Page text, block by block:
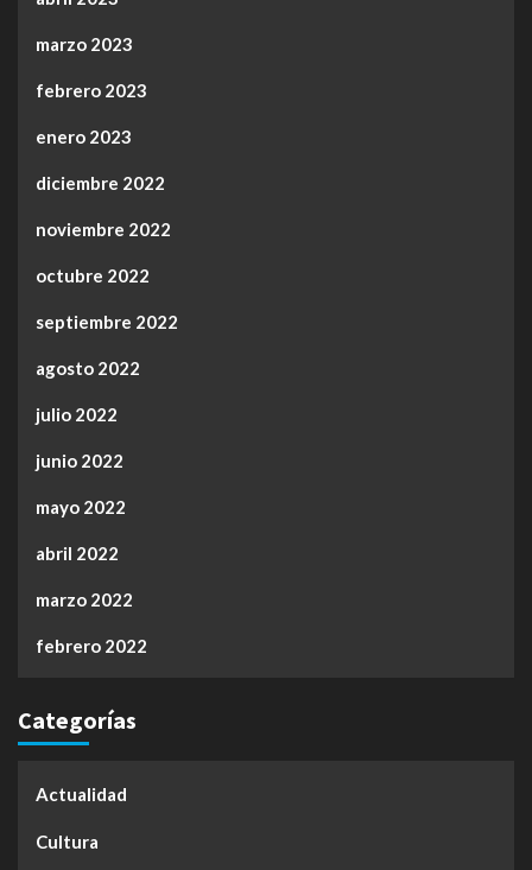
marzo 2023
febrero 2023
enero 2023
diciembre 2022
noviembre 2022
octubre 2022
septiembre 2022
agosto 2022
julio 2022
junio 2022
mayo 2022
abril 2022
marzo 2022
febrero 2022
Categorías
Actualidad
Cultura